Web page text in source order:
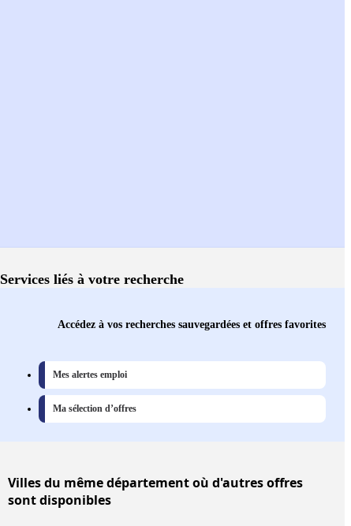
Services liés à votre recherche
Accédez à vos recherches sauvegardées et offres favorites
Mes alertes emploi
Ma sélection d’offres
Villesdu même département où d'autres offres
sont disponibles